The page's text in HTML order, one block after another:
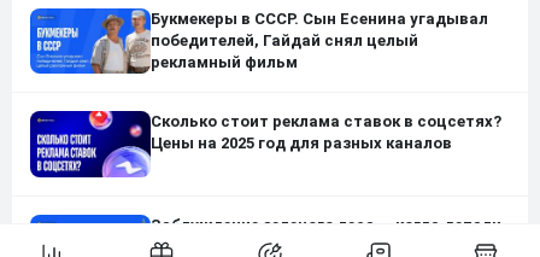
Букмекеры в СССР. Сын Есенина угадывал
победителей, Гайдай снял целый
рекламный фильм
Сколько стоит реклама ставок в соцсетях?
Цены на 2025 год для разных каналов
Заблуждение зеленого леса — когда детали
заслоняют глобальную картину